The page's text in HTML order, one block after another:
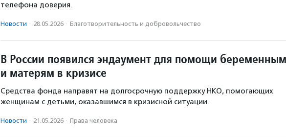
телефона доверия.
Новости · 28.05.2026 · Благотвори­тель­ность и доброволь­чест­во
В России появился эндаумент для помощи беременным
и матерям в кризисе
Средства фонда направят на долгосрочную поддержку НКО, помогающих
женщинам с детьми, оказавшимся в кризисной ситуации.
Новости · 21.05.2026 · Права человека